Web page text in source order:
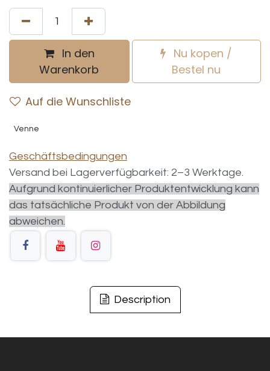
In den
Warenkorb
Nu kopen /
Bestel nu
Auf die Wunschliste
Venne
Geschäftsbedingungen
Versand bei Lagerverfügbarkeit: 2–3 Werktage.
Aufgrund kontinuierlicher Produktentwicklung kann
das tatsächliche Produkt von der Abbildung
abweichen.
Description